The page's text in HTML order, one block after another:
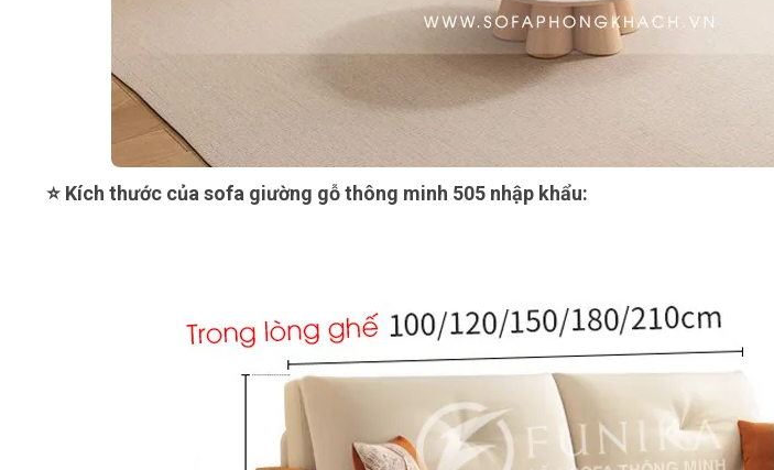
⭐ Kích thước của sofa giường gỗ thông minh 505 nhập khẩu: